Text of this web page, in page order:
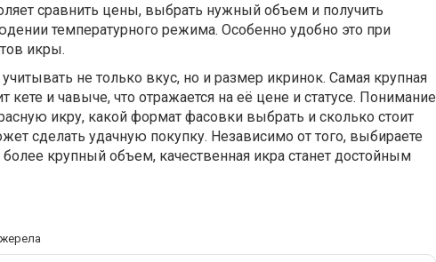
сравнить цены, выбрать нужный объем и получить
температурного режима. Особенно удобно это при
икры.
не только вкус, но и размер икринок. Самая крупная
кете и чавыче, что отражается на её цене и статусе. Понимание
икру, какой формат фасовки выбрать и сколько стоит
сделать удачную покупку. Независимо от того, выбираете
крупный объем, качественная икра станет достойным